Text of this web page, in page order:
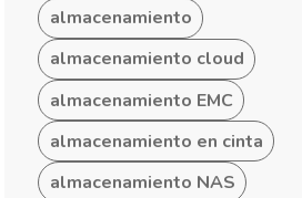
almacenamiento
almacenamiento cloud
almacenamiento EMC
almacenamiento en cinta
almacenamiento NAS